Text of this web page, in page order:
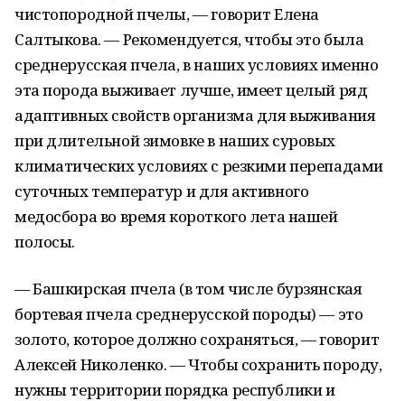
чистопородной пчелы, — говорит Елена
Салтыкова. — Рекомендуется, чтобы это была
среднерусская пчела, в наших условиях именно
эта порода выживает лучше, имеет целый ряд
адаптивных свойств организма для выживания
при длительной зимовке в наших суровых
климатических условиях с резкими перепадами
суточных температур и для активного
медосбора во время короткого лета нашей
полосы.
— Башкирская пчела (в том числе бурзянская
бортевая пчела среднерусской породы) — это
золото, которое должно сохраняться, — говорит
Алексей Николенко. — Чтобы сохранить породу,
нужны территории порядка республики и